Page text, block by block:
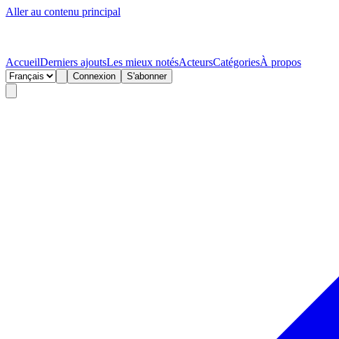
Aller au contenu principal
AccueilDerniers ajoutsLes mieux notésActeursCatégoriesÀ propos
Connexion S'abonner